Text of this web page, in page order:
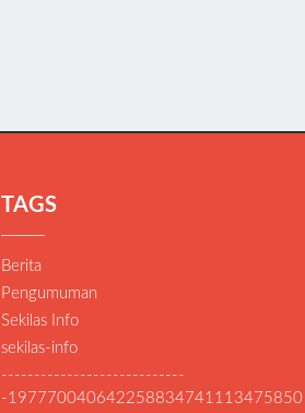
TAGS
Berita
Pengumuman
Sekilas Info
sekilas-info
----------------------------
-197770040642258834741113475850